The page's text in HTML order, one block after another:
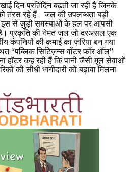
दिन प्रतिदिन बढ़ती जा रही है जिनके
को तरस रहे हैं। जल की उपलब्धता बड़ी
इस से जुड़ी समस्याओं के हल पर आपसी
प्रकृति की नेमत जल जो दरअसल एक
कंपनियों की कमाई का ज़रिया बन गया
“पब्लिक सिटिज़न्स वॉटर फॉर ऑल”
हॉटर कह रही हैं कि पानी जैसी मूल सेवाओं
की सीधी भागीदारी को बढ़ावा मिलना